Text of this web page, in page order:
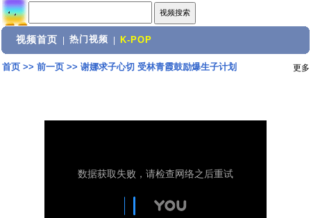
视频首页 热门视频 K-POP
首页>> 前一页>> 谢娜求子心切 受林青霞鼓励爆生子计划 更多